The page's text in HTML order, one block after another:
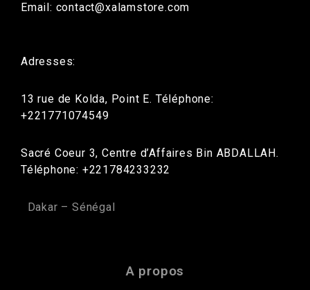
Email: contact@xalamstore.com
Adresses:
13 rue de Kolda, Point E. Téléphone:
+221771074549
Sacré Coeur 3, Centre d’Affaires Bin ABDALLAH.
Téléphone: +221784233232
Dakar – Sénégal
A propos